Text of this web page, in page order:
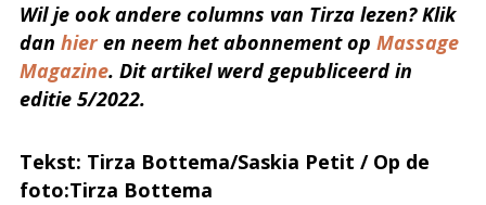
Wil je ook andere columns van Tirza lezen? Klik
dan hier en neem het abonnement op Massage
Magazine. Dit artikel werd gepubliceerd in
editie 5/2022.
Tekst: Tirza Bottema/Saskia Petit / Op de
foto:Tirza Bottema